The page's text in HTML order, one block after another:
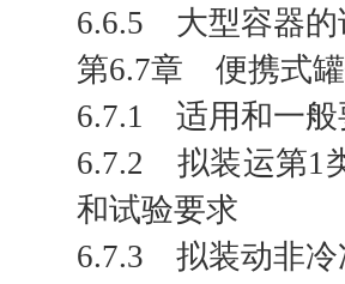
6.6.5 大型容器的
第6.7章 便携式罐
6.7.1 适用和一般
6.7.2 拟装运第1
和试验要求
6.7.3 拟装动非冷